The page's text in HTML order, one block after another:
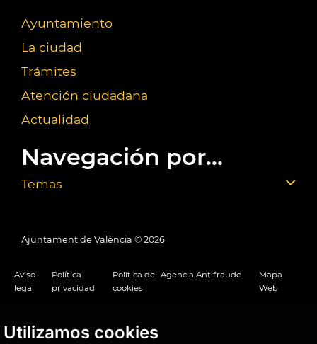
Utilizamos cookies
Ayuntamiento
La ciudad
Trámites
Atención ciudadana
Actualidad
Navegación por...
Temas
Ajuntament de València © 2026
Aviso
legal
Política
privacidad
Política de
cookies
Agencia Antifraude
Mapa
Web